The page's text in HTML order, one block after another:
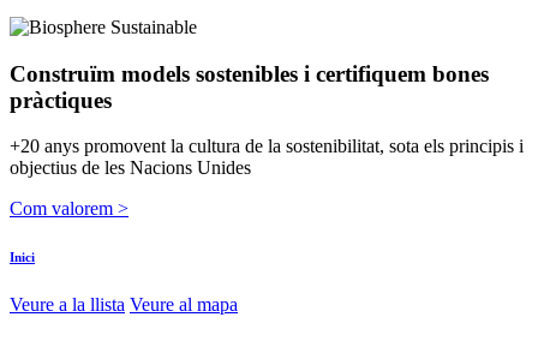
Construïm models sostenibles i certifiquem bones
pràctiques
+20 anys promovent la cultura de la sostenibilitat, sota els principis i
objectius de les Nacions Unides
Com valorem >
Inici
Veure a la llista Veure al mapa